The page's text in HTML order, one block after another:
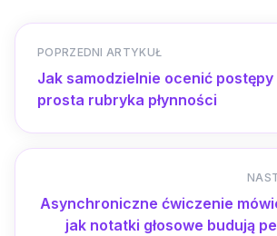
POPRZEDNI ARTYKUŁ
Jak samodzielnie ocenić postępy
prosta rubryka płynności
Asynchroniczne ćwiczenie
jak notatki głosowe budują